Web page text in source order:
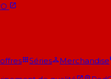
Séries Merchandise